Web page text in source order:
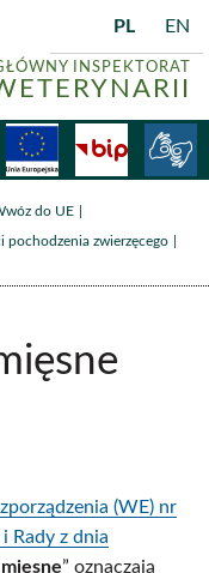
INSPEKTORAT
PL EN
BiP
do UE
pochodzenia zwierzęcego
(WE) nr
Rady z dnia
” oznaczają